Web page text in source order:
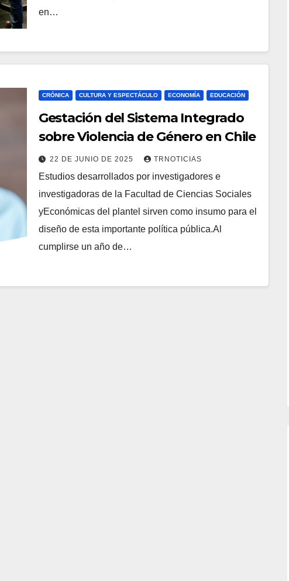
en…
CRÓNICA CULTURA Y ESPECTÁCULO ECONOMÍA EDUCACIÓN
Gestación del Sistema Integrado
sobre Violencia de Género en Chile
22 DE JUNIO DE 2025 TRNOTICIAS
Estudios desarrollados por investigadores e
investigadoras de la Facultad de Ciencias Sociales
yEconómicas del plantel sirven como insumo para el
diseño de esta importante política pública.Al
cumplirse un año de…